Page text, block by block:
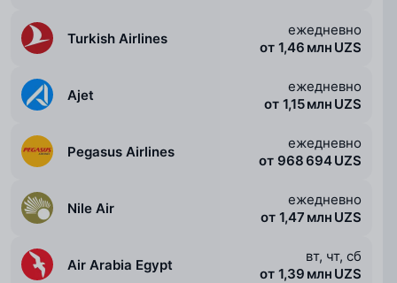
Turkish Airlines
ежедневно
от 1,46 млн UZS
Ajet
ежедневно
от 1,15 млн UZS
Pegasus Airlines
ежедневно
от 968 694 UZS
Nile Air
ежедневно
от 1,47 млн UZS
Air Arabia Egypt
вт, чт, сб
от 1,39 млн UZS